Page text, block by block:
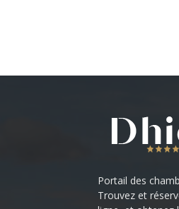
Portail des
Trouvez et